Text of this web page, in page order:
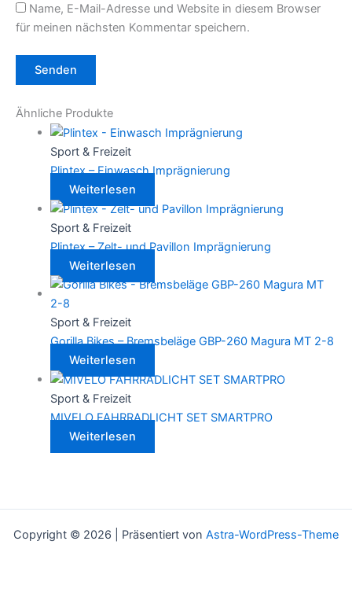
Name, E-Mail-Adresse und Website in diesem Browser
für meinen nächsten Kommentar speichern.
Ähnliche Produkte
Sport & Freizeit
Plintex – Einwasch Imprägnierung
Weiterlesen
Sport & Freizeit
Plintex – Zelt- und Pavillon Imprägnierung
Weiterlesen
Sport & Freizeit
Gorilla Bikes – Bremsbeläge GBP-260 Magura MT 2-8
Weiterlesen
Sport & Freizeit
MIVELO FAHRRADLICHT SET SMARTPRO
Weiterlesen
Copyright © 2026 | Präsentiert von Astra-WordPress-Theme